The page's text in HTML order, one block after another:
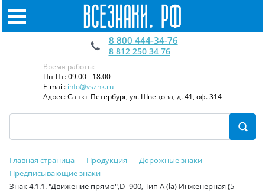
8 800 444-34-76
8 812 250 34 76
Время работы:
Пн-Пт: 09.00 - 18.00
E-mail: info@vsznk.ru
Адрес: Санкт-Петербург, ул. Швецова, д. 41, оф. 314
Главная страница Продукция
Дорожные знаки
Предписывающие знаки
Знак 4.1.1. "Движение прямо",D=900, Тип А (la) Инженерная (5